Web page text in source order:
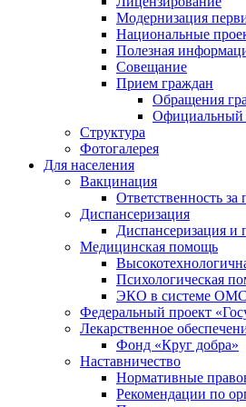
Модернизация
Национальные
Полезная
Совещание
Прием граждан
Обращения
Официальный
Структура
Фотогалерея
Для населения
Вакцинация
Ответственность
Диспансеризация
Диспансеризация и
Медицинская помощь
Психологическая
ЭКО в системе ОМС
Федеральный проект
Лекарственное
Фонд «Круг добра»
Наставничество
Нормативные
Рекомендации по